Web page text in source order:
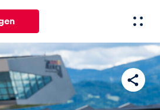
Erlebnisse Seiten